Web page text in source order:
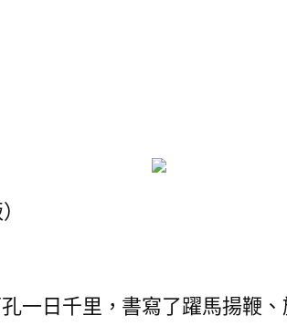
一日千里，書寫了躍馬揚鞭